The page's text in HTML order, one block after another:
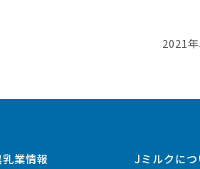
2021
業情報 Jミルクにつ